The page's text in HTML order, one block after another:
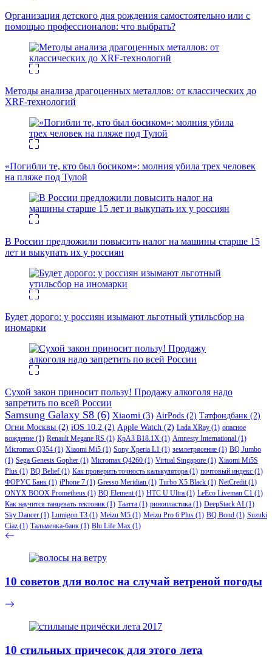
Организация детского дня рождения самостоятельно или с
помощью профессионалов: что выбрать?
Методы анализа драгоценных металлов: от классических до
XRF-технологий
«Погибли те, кто был босиком»: молния убила трех человек
на пляже под Тулой
В России предложили повысить налог на машины старше 15
лет и выкупать их у россиян
Будет дорого: у россиян изымают льготный утильсбор на
иномарки
Сухой закон приносит пользу! Продажу алкоголя надо
запретить по всей России
Samsung Galaxy S8 (6) Xiaomi (3) AirPods (2) Татфондбанк (2)
Огни Москвы (2) iOS 10.2 (2) Apple Watch (2) Lada XRay (1) опасное
вождение (1) Renault Megane RS (1) КрАЗ В18.1Х (1) Amnesty International (1)
Micromax Q354 (1) Xiaomi Mi5 (1) Sony Xperia L1 (1) землетрясение (1) BQ Jumbo
(1) Sega Genesis Gopher (1) Micromax Q4260 (1) Virtual Singapore (1) Xiaomi Mi5S
Plus (1) BQ Belief (1) Как проверить точность калькулятора (1) почтовый индекс (1)
ФОРУС Банк (1) iPhone 7 (1) Gresso Meridian (1) Turbo X5 Black (1) NetCredit(1)
ONYX BOOX Prometheus (1) BQ Element(1) HTC U Ultra (1) LeEco Liveman C1 (1)
Как научится танцевать тектоник (1) Таатта (1) ринопластика (1) DeepStack AI (1)
Sky Dancer (1) Lumigon T3 (1) Meizu M5 (1) Meizu Pro 6 Plus (1) BQ Bond (1) Suzuki
Ciaz (1) Тальменка-банк (1) Blu Life Max (1)
10 советов для волос на случай ветреной погоды
10 стильных причесок для этого лета